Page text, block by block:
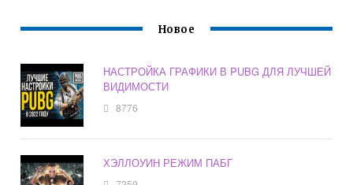
Новое
НАСТРОЙКА ГРАФИКИ В PUBG ДЛЯ ЛУЧШЕЙ
ВИДИМОСТИ
8776
ХЭЛЛОУИН РЕЖИМ ПАБГ